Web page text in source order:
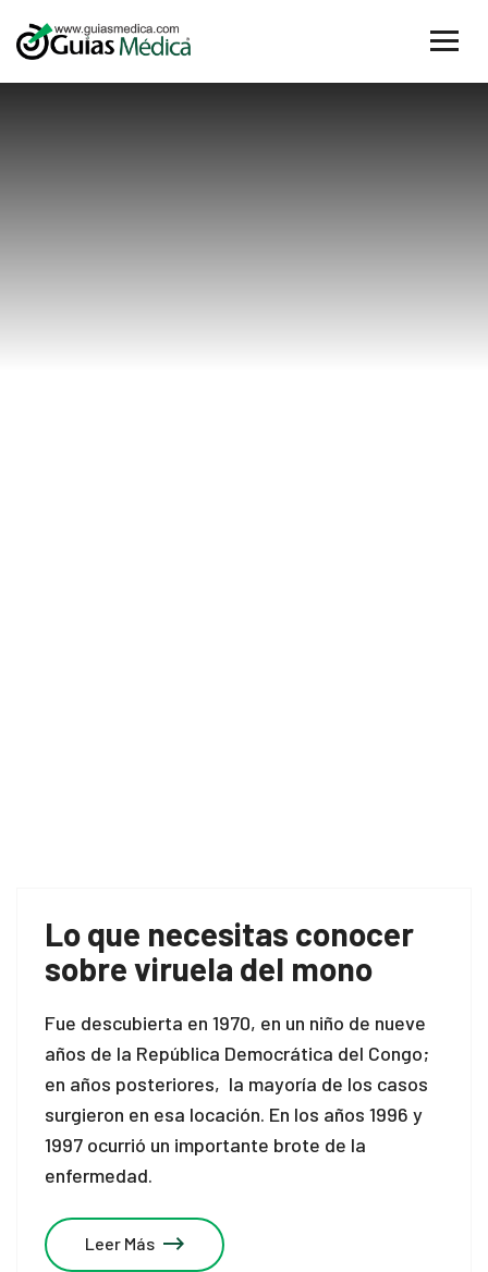
Lo que necesitas conocer
sobre viruela del mono
Fue descubierta en 1970, en un niño de nueve
años de la República Democrática del Congo;
en años posteriores, la mayoría de los casos
surgieron en esa locación. En los años 1996 y
1997 ocurrió un importante brote de la
enfermedad.
Leer Más